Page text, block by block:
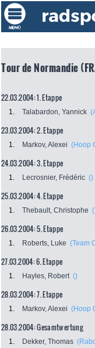
Tour de Normandie
22.03.2004: 1. Etappe
1. Talabardon, Yannick
23.03.2004: 2. Etappe
1. Markov, Alexei (Hoop
24.03.2004: 3. Etappe
1. Lecrosnier, Frédéric ()
25.03.2004: 4. Etappe
1. Thebault, Christophe
26.03.2004: 5. Etappe
1. Roberts, Luke (Team
27.03.2004: 6. Etappe
1. Hayles, Robert ()
28.03.2004: 7. Etappe
1. Markov, Alexei (Hoop
28.03.2004: Gesamtwertung
1. Dekker, Thomas